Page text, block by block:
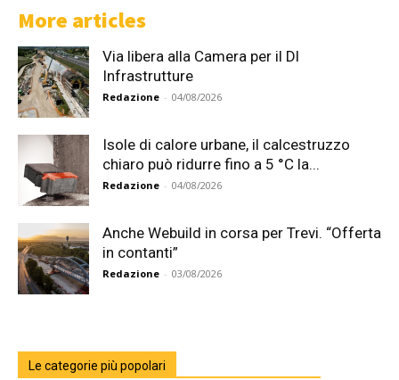
More articles
Via libera alla Camera per il Dl
Infrastrutture
Redazione - 04/08/2026
Isole di calore urbane, il calcestruzzo
chiaro può ridurre fino a 5 °C la...
Redazione - 04/08/2026
Anche Webuild in corsa per Trevi. “Offerta
in contanti”
Redazione - 03/08/2026
Le categorie più popolari